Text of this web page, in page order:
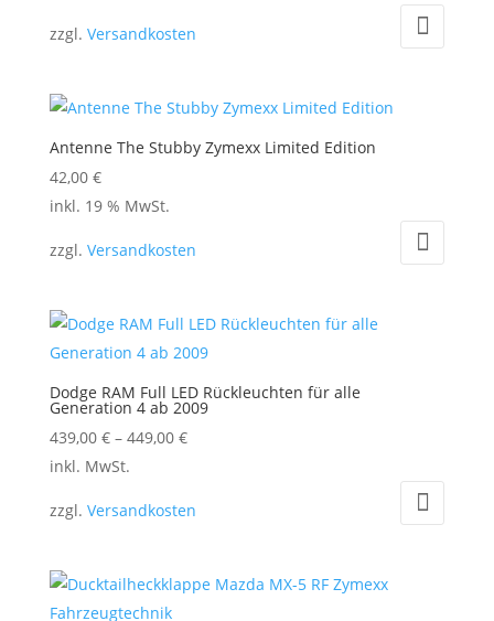
zzgl. Versandkosten
Antenne The Stubby Zymexx Limited Edition
42,00 €
inkl. 19 % MwSt.
zzgl. Versandkosten
Dodge RAM Full LED Rückleuchten für alle
Generation 4 ab 2009
439,00 €– 449,00 €
Dieses
weist
Varianten
auf.
inkl. MwSt.
zzgl. Versandkosten